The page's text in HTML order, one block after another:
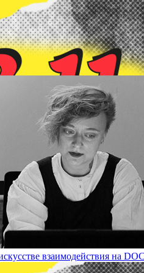
состоится лекция художника
Within DOCA-talk on
взаимодействия на